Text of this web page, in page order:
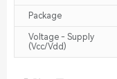
Package
Voltage - Supply
(Vcc/Vdd)